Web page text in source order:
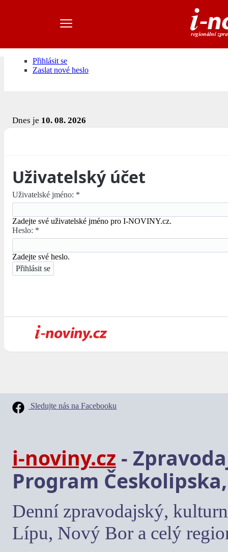
Přihlásit se
Zaslat nové heslo
Dnes je 10. 08. 2026
Uživatelský účet
Uživatelské jméno: *
Zadejte své uživatelské jméno pro I-NOVINY.cz.
Heslo: *
Zadejte své heslo.
Sledujte nás na Facebooku
i-noviny.cz -
Program
Denní zpravodajský,
Lípu, Nový Bor a celý